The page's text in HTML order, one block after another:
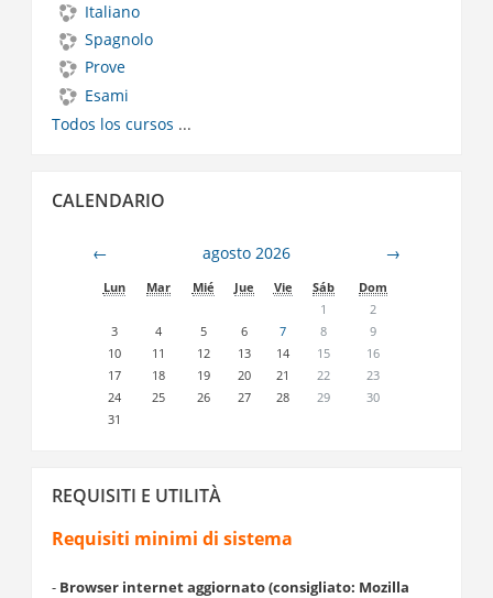
Italiano
Spagnolo
Prove
Esami
Todos los cursos ...
Calendario
CALENDARIO
← agosto 2026 →
Lun Mar Mié Jue Vie Sáb
Dom
1
2
3
4 5 6 7 8
9
10
11 12 13 14 15
16
17
18 19 20 21 22
23
24
25 26 27 28 29
30
31
Requisiti
Utilità
REQUISITI E UTILITÀ
Requisiti minimi di sistema
- Browser internet aggiornato (consigliato: Mozilla